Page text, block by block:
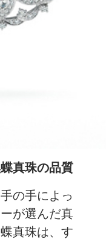
真珠の品質
の手によっ
が選んだ真
真珠は、す